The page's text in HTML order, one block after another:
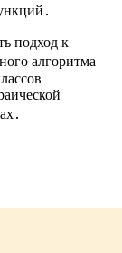
подход к
алгоритма